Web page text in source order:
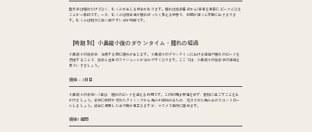
整形後は腫れだけでなく、むくみが生じる場合があります。腫れは施術直後から3日目を目安にピークとなる
ことが一般的です。一方、むくみは顔全体が腫れぼったく見える状態で、時間が経つと次第におさまりま
す。むくみは朝方に強く出やすい点が特徴です。
【時期別】小鼻縮小後のダウンタイム・腫れの経過
小鼻縮小の施術後、治癒する際に腫れが生じます。小鼻縮小のダウンタイムにおける経過や腫れのピークを
把握することで、施術と仕事のスケジュールが決めやすくなります。ここでは、小鼻縮小の施術後の経過を
見ていきましょう。
術後～3日目
小鼻縮小の術後2～3日は、腫れのピークを迎える時期です。この時期は無理をせず、安静に過ごすことを心
がけましょう。術後に麻酔が切れたタイミングから痛みが出始めるため、処方された痛み止めでコントロー
ルしましょう。縫合に使用した糸や傷が目立ちますが、マスクで自然に隠せます。
術後1週間